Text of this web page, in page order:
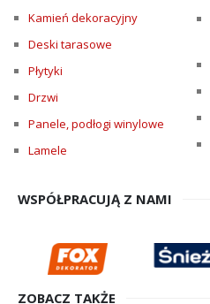
Kamień dekoracyjny
Deski tarasowe
Płytyki
Drzwi
Panele, podłogi winylowe
Lamele
WSPÓŁPRACUJĄ Z NAMI
ZOBACZ TAKŻE